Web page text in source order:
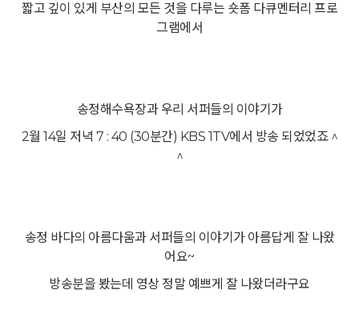
짧고 깊이 있게 부산의 모든 것을 다루는 숏폼 다큐멘터리 프로
그램에서
송정해수욕장과 우리 서퍼들의 이야기가
2월 14일 저녁 7 : 40 (30분간) KBS 1TV에서 방송 되었었죠 ^
^
송정 바다의 아름다움과 서퍼들의 이야기가 아름답게 잘 나왔
어요~
방송분을 봤는데 영상 정말 예쁘게 잘 나왔더라구요